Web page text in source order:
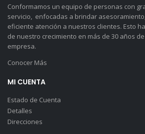
Conformamos un equipo de personas con
servicio, enfocadas a brindar
eficiente atención a nuestros clientes. Esto
de nuestro crecimiento en más de 30 años
empresa.
Conocer Más
MI CUENTA
Estado de Cuenta
Detalles
Direcciones